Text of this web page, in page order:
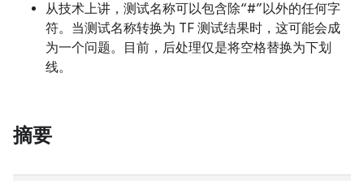
从技术上讲，测试名称可以包含除“#”以外的任何字
符。当测试名称转换为 TF 测试结果时，这可能会成
为一个问题。目前，后处理仅是将空格替换为下划
线。
摘要